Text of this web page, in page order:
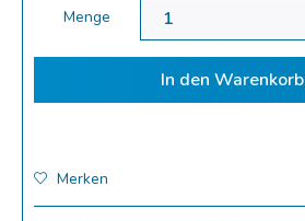
Menge
In den Warenkorb
Merken